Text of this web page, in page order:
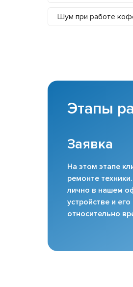
Шум при работе
Этапы
Заявка
На этом этапе
ремонте
лично в нашем
устройстве и
относительно